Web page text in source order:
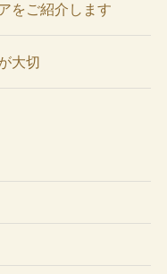
をご紹介します
大切